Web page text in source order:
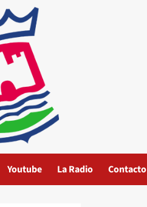
Youtube La Radio Contacto